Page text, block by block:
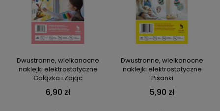
Dwustronne, wielkanocne
naklejki elektrostatyczne
Gałązka i Zając
6,90 zł
Dwustronne, wielkanocne
naklejki elektrostatyczne
Pisanki
5,90 zł